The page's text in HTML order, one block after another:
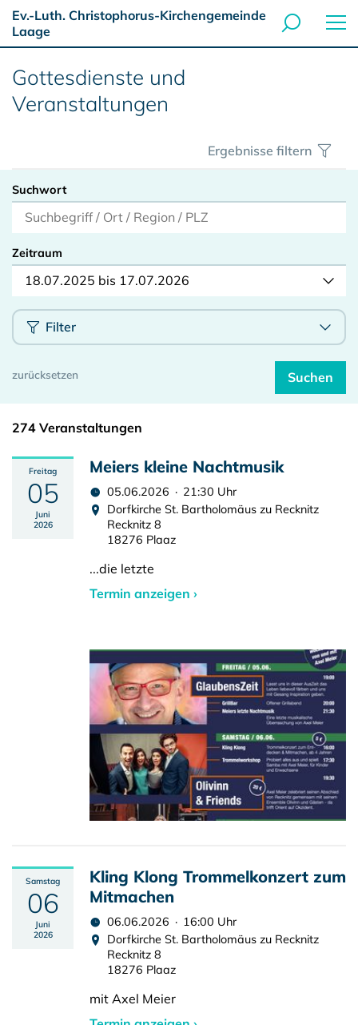
Ev.-Luth. Christophorus-Kirchengemeinde
Laage
Gottesdienste und
Veranstaltungen
Ergebnisse filtern
Suchwort
Zeitraum
18.07.2025 bis 17.07.2026
Filter
274 Veranstaltungen
Freitag
05
Juni
2026
Meiers kleine Nachtmusik
05.06.2026 · 21:30 Uhr
Dorfkirche St. Bartholomäus zu Recknitz
Recknitz 8
18276 Plaaz
...die letzte
Termin anzeigen ›
Samstag
06
Juni
2026
Kling Klong Trommelkonzert zum
Mitmachen
06.06.2026 · 16:00 Uhr
Dorfkirche St. Bartholomäus zu Recknitz
Recknitz 8
18276 Plaaz
mit Axel Meier